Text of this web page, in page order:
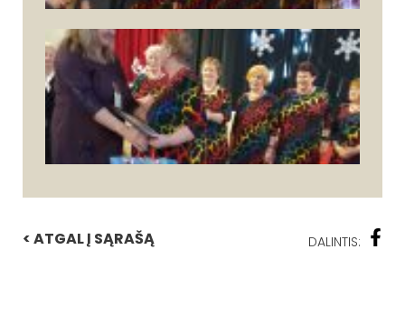
< ATGAL Į SĄRAŠĄ DALINTIS: